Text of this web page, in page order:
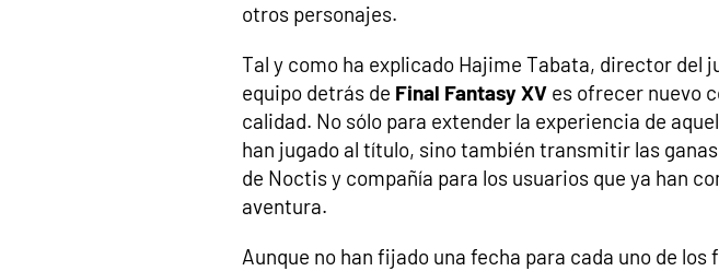
otros personajes.
Tal y como ha explicado Hajime Tabata, director del
equipo detrás de Final Fantasy XV es ofrecer nuevo
calidad. No sólo para extender la experiencia de
han jugado al título, sino también transmitir las
de Noctis y compañía para los usuarios que ya han
aventura.
Aunque no han fijado una fecha para cada uno de los